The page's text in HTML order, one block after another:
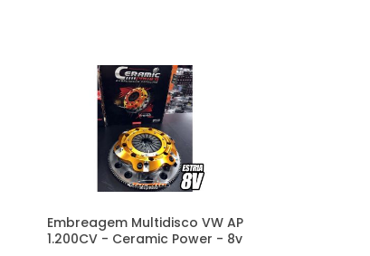
Embreagem Multidisco VW AP
1.200CV - Ceramic Power - 8v